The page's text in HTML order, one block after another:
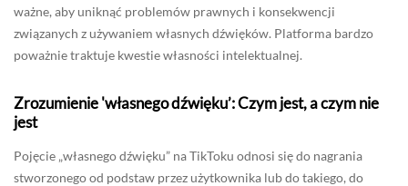
ważne, aby uniknąć problemów prawnych i konsekwencji
związanych z używaniem własnych dźwięków. Platforma bardzo
poważnie traktuje kwestie własności intelektualnej.
Zrozumienie 'własnego dźwięku’: Czym jest, a czym nie
jest
Pojęcie „własnego dźwięku” na TikToku odnosi się do nagrania
stworzonego od podstaw przez użytkownika lub do takiego, do